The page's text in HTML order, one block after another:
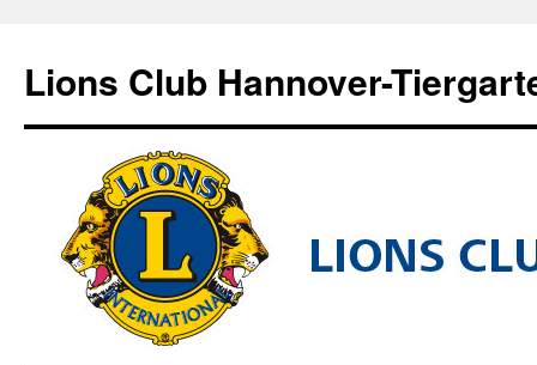
springen
Lions Club Hannover-